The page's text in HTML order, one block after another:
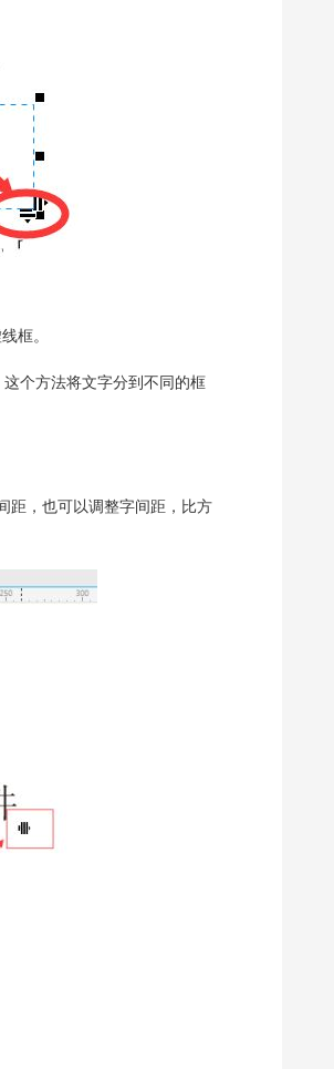
框。
个方法将文字分到不同的框
距，也可以调整字间距，比方